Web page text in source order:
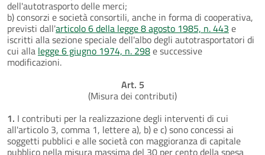
dell'autotrasporto delle merci;
b) consorzi e società consortili, anche in forma di cooperativa,
previsti dall'articolo 6 della legge 8 agosto 1985, n. 443 e
iscritti alla sezione speciale dell'albo degli autotrasportatori di
cui alla legge 6 giugno 1974, n. 298e successive
modificazioni.
Art. 5
(Misura dei contributi)
1. I contributi per la realizzazione degli interventi di cui
all'articolo 3, comma 1, lettere a), b) e c) sono concessi ai
soggetti pubblici e alle società con maggioranza di capitale
pubblico nella misura massima del 30 per cento della spesa